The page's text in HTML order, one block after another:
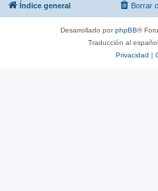
Índice general Borrar
Desarrollado porphpBB®
Traducción al
Privacidad |